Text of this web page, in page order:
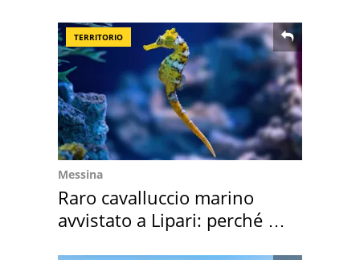
TERRITORIO
Messina
Raro cavalluccio marino
avvistato a Lipari: perché è